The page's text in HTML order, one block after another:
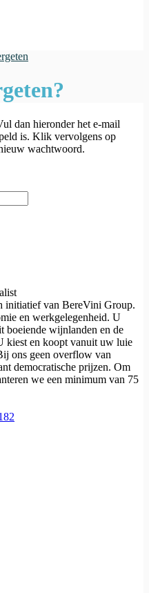
dan hieronder het e-mail
is. Klik vervolgens op
wachtwoord.
initiatief van BereVini Group.
en werkgelegenheid. U
boeiende wijnlanden en de
kiest en koopt vanuit uw luie
ons geen overflow van
democratische prijzen. Om
we een minimum van 75